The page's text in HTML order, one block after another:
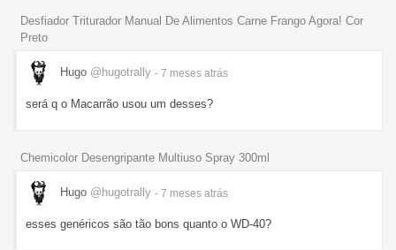
Desfiador Triturador Manual De Alimentos Carne Frango Agora! Cor
Preto
Hugo @hugotrally - 7 meses atrás
será q o Macarrão usou um desses?
Chemicolor Desengripante Multiuso Spray 300ml
Hugo @hugotrally - 7 meses atrás
esses genéricos são tão bons quanto o WD-40?